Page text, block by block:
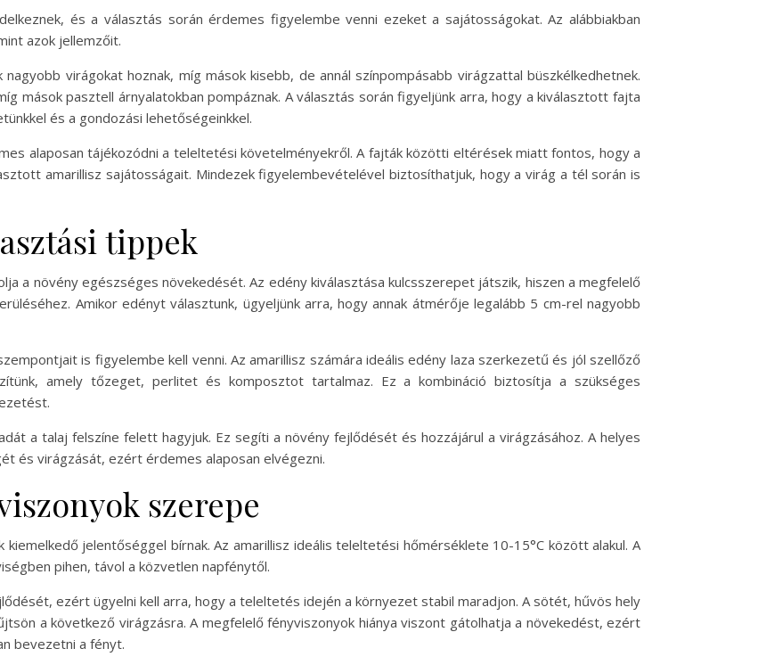
és a választás során érdemes figyelembe venni ezeket a sajátosságokat. Az alábbiakban
azok jellemzőit.
virágokat hoznak, míg mások kisebb, de annál színpompásabb virágzattal büszkélkedhetnek.
mások pasztell árnyalatokban pompáznak. A választás során figyeljünk arra, hogy a kiválasztott fajta
és a gondozási lehetőségeinkkel.
alaposan tájékozódni a teleltetési követelményekről. A fajták közötti eltérések miatt fontos, hogy a
amarillisz sajátosságait. Mindezek figyelembevételével biztosíthatjuk, hogy a virág a tél során is
tippek
a növény egészséges növekedését. Az edény kiválasztása kulcsszerepet játszik, hiszen a megfelelő
Amikor edényt választunk, ügyeljünk arra, hogy annak átmérője legalább 5 cm-rel nagyobb
is figyelembe kell venni. Az amarillisz számára ideális edény laza szerkezetű és jól szellőző
amely tőzeget, perlitet és komposztot tartalmaz. Ez a kombináció biztosítja a szükséges
a talaj felszíne felett hagyjuk. Ez segíti a növény fejlődését és hozzájárul a virágzásához. A helyes
és virágzását, ezért érdemes alaposan elvégezni.
szerepe
jelentőséggel bírnak. Az amarillisz ideális teleltetési hőmérséklete 10-15°C között alakul. A
pihen, távol a közvetlen napfénytől.
ezért ügyelni kell arra, hogy a teleltetés idején a környezet stabil maradjon. A sötét, hűvös hely
a következő virágzásra. A megfelelő fényviszonyok hiánya viszont gátolhatja a növekedést, ezért
bevezetni a fényt.